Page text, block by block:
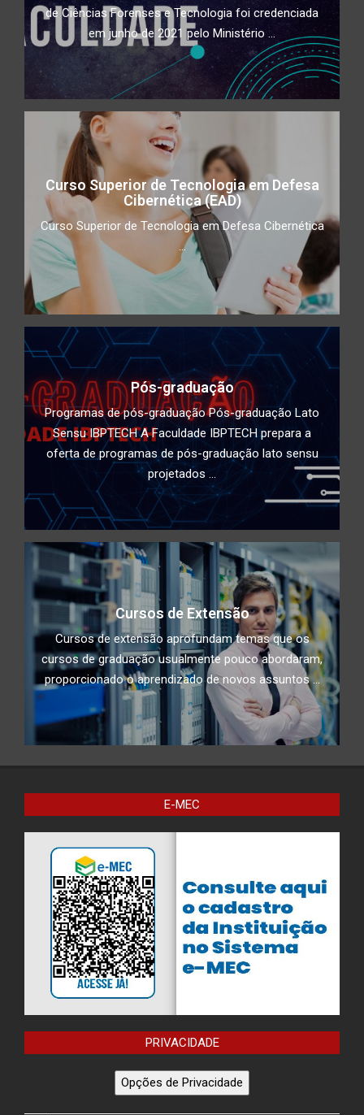
de Ciências Forenses e Tecnologia foi credenciada
em junho de 2021 pelo Ministério ...
Curso Superior de Tecnologia em Defesa
Cibernética (EAD)
Curso Superior de Tecnologia em Defesa Cibernética
...
Pós-graduação
Programas de pós-graduação Pós-graduação Lato
Sensu IBPTECH A Faculdade IBPTECH prepara a
oferta de programas de pós-graduação lato sensu
projetados ...
Cursos de Extensão
Cursos de extensão aprofundam temas que os
cursos de graduação usualmente pouco abordaram,
proporcionado o aprendizado de novos assuntos ...
E-MEC
PRIVACIDADE
Opções de Privacidade